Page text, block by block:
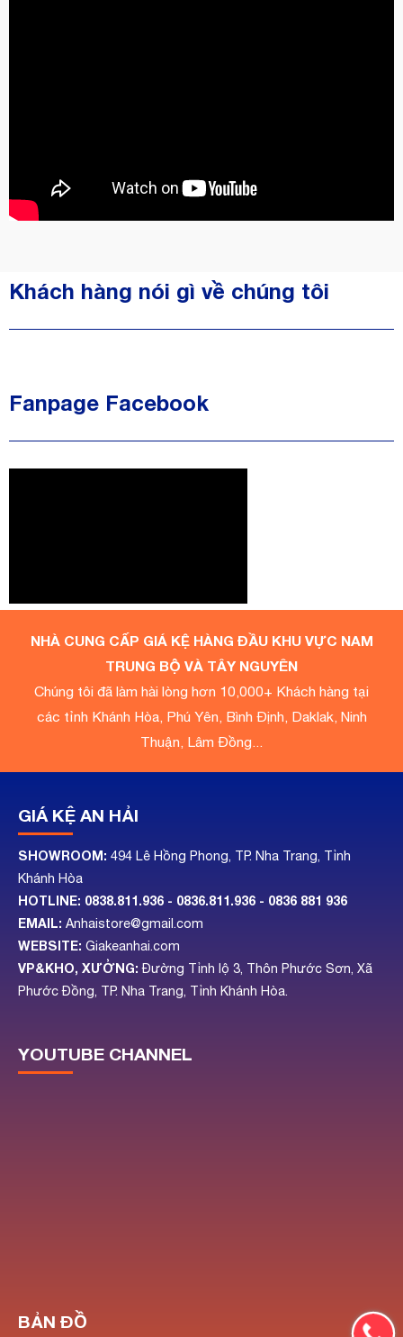
Khách hàng nói gì về chúng tôi
Fanpage Facebook
NHÀ CUNG CẤP GIÁ KỆ HÀNG ĐẦU KHU VỰC NAM
TRUNG BỘ VÀ TÂY NGUYÊN
Chúng tôi đã làm hài lòng hơn 10,000+ Khách hàng tại
các tỉnh Khánh Hòa, Phú Yên, Bình Định, Daklak, Ninh
Thuận, Lâm Đồng...
GIÁ KỆ AN HẢI
SHOWROOM: 494 Lê Hồng Phong, TP. Nha Trang, Tỉnh
Khánh Hòa
HOTLINE: 0838.811.936 - 0836.811.936 - 0836 881 936
EMAIL: Anhaistore@gmail.com
WEBSITE: Giakeanhai.com
VP&KHO, XƯỞNG: Đường Tỉnh lộ 3, Thôn Phước Sơn, Xã
Phước Đồng, TP. Nha Trang, Tỉnh Khánh Hòa.
YOUTUBE CHANNEL
BẢN ĐỒ